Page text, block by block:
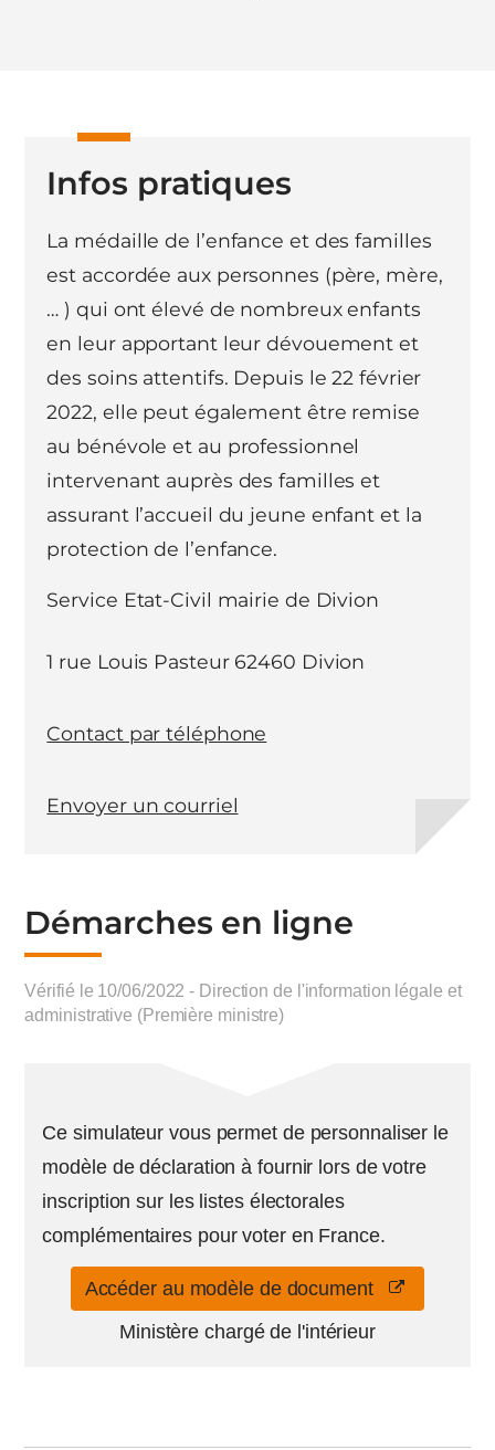
Démarches en ligne
Vérifié le 10/06/2022 - Direction de l'information légale et
administrative (Première ministre)
Ce simulateur vous permet de personnaliser le
modèle de déclaration à fournir lors de votre
inscription sur les listes électorales
complémentaires pour voter en France.
Accéder au modèle de document
Ministère chargé de l'intérieur
Infos pratiques
La médaille de l’enfance et des familles
est accordée aux personnes (père, mère,
… ) qui ont élevé de nombreux enfants
en leur apportant leur dévouement et
des soins attentifs. Depuis le 22 février
2022, elle peut également être remise
au bénévole et au professionnel
intervenant auprès des familles et
assurant l’accueil du jeune enfant et la
protection de l’enfance.
Service Etat-Civil mairie de Divion
1 rue Louis Pasteur 62460 Divion
Contact par téléphone
Envoyer un courriel